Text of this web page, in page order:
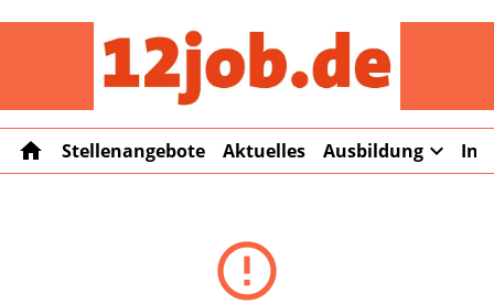
home Stellenangebote Aktuelles Ausbildung expand_more
error_outline